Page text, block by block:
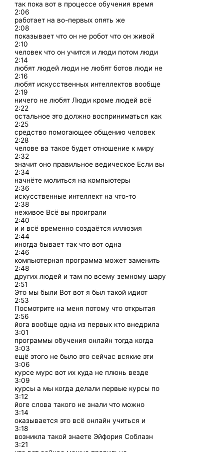
так пока вот в процессе обучения время
2:06
работает на во-первых опять же
2:08
показывает что он не робот что он живой
2:10
человек что он учится и люди потом люди
2:14
любят людей люди не любят ботов люди не
2:16
любят искусственных интеллектов вообще
2:19
ничего не любят Люди кроме людей всё
2:22
остальное это должно восприниматься как
2:25
средство помогающее общению человек
2:28
челове ва такое будет отношение к миру
2:32
значит оно правильное ведическое Если вы
2:34
начнёте молиться на компьютеры
2:36
искусственные интеллект на что-то
2:38
неживое Всё вы проиграли
2:40
и и всё временно создаётся иллюзия
2:44
иногда бывает так что вот одна
2:46
компьютерная программа может заменить
2:48
других людей и там по всему земному шару
2:51
Это мы были Вот вот я был такой идиот
2:53
Посмотрите на меня потому что открытая
2:56
йога вообще одна из первых кто внедрила
3:01
программы обучения онлайн тогда когда
3:03
ещё этого не было это сейчас всякие эти
3:06
курсе мурс вот их куда не плюнь везде
3:09
курсы а мы когда делали первые курсы по
3:12
йоге слова такого не знали что можно
3:14
оказывается это всё онлайн учиться и
3:18
возникла такой знаете Эйфория Соблазн
3:21